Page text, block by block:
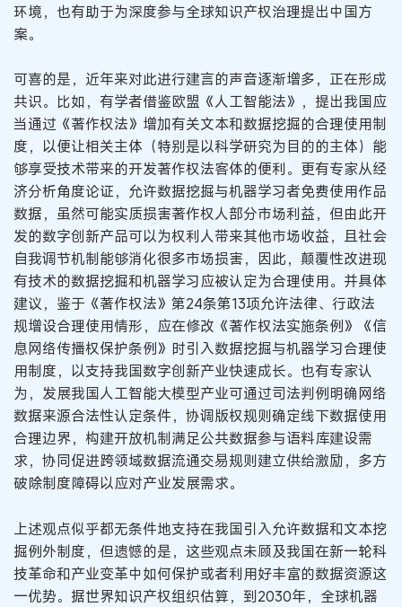
环境，也有助于为深度参与全球知识产权治理提出中国方
案。
可喜的是，近年来对此进行建言的声音逐渐增多，正在形成
共识。比如，有学者借鉴欧盟《人工智能法》，提出我国应
当通过《著作权法》增加有关文本和数据挖掘的合理使用制
度，以便让相关主体（特别是以科学研究为目的的主体）能
够享受技术带来的开发著作权法客体的便利。更有专家从经
济分析角度论证，允许数据挖掘与机器学习者免费使用作品
数据，虽然可能实质损害著作权人部分市场利益，但由此开
发的数字创新产品可以为权利人带来其他市场收益，且社会
自我调节机制能够消化很多市场损害，因此，颠覆性改进现
有技术的数据挖掘和机器学习应被认定为合理使用。并具体
建议，鉴于《著作权法》第24条第13项允许法律、行政法
规增设合理使用情形，应在修改《著作权法实施条例》《信
息网络传播权保护条例》时引入数据挖掘与机器学习合理使
用制度，以支持我国数字创新产业快速成长。也有专家认
为，发展我国人工智能大模型产业可通过司法判例明确网络
数据来源合法性认定条件，协调版权规则确定线下数据使用
合理边界，构建开放机制满足公共数据参与语料库建设需
求，协同促进跨领域数据流通交易规则建立供给激励，多方
破除制度障碍以应对产业发展需求。
上述观点似乎都无条件地支持在我国引入允许数据和文本挖
掘例外制度，但遗憾的是，这些观点未顾及我国在新一轮科
技革命和产业变革中如何保护或者利用好丰富的数据资源这
一优势。据世界知识产权组织估算，到2030年，全球机器